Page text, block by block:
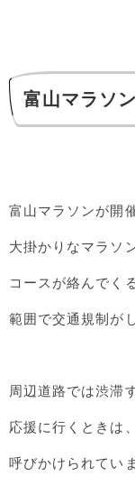
富山マラソ
富山マラソンが開
大掛かりなマラソ
コースが絡んでく
範囲で交通規制が
周辺道路では渋滞
応援に行くときは
呼びかけられてい